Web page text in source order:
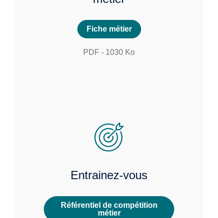
Fiche métier
PDF - 1030 Ko
Entrainez-vous
Référentiel de compétition
métier